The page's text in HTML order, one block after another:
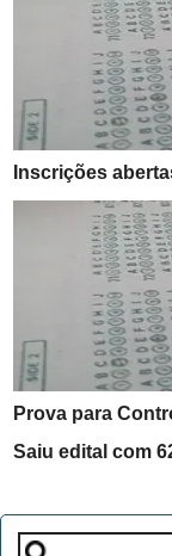
Inscrições
Prova para
Saiu edital com
Pesquisar